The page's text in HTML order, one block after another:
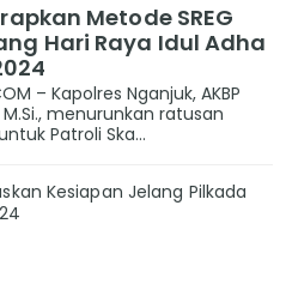
Metode SREG
Hari Raya Idul Adha
– Kapolres Nganjuk, AKBP
M.Si., menurunkan ratusan
Patroli Ska...
Kesiapan Jelang Pilkada